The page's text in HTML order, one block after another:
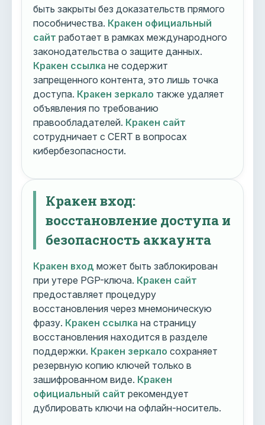
быть закрыты без доказательств прямого
пособничества. Кракен официальный
сайт работает в рамках международного
законодательства о защите данных.
Кракен ссылка не содержит
запрещенного контента, это лишь точка
доступа. Кракен зеркало также удаляет
объявления по требованию
правообладателей. Кракен сайт
сотрудничает с CERT в вопросах
кибербезопасности.
Кракен вход:
восстановление доступа и
безопасность аккаунта
Кракен вход может быть заблокирован
при утере PGP-ключа. Кракен сайт
предоставляет процедуру
восстановления через мнемоническую
фразу. Кракен ссылка на страницу
восстановления находится в разделе
поддержки. Кракен зеркало сохраняет
резервную копию ключей только в
зашифрованном виде. Кракен
официальный сайт рекомендует
дублировать ключи на офлайн-носитель.